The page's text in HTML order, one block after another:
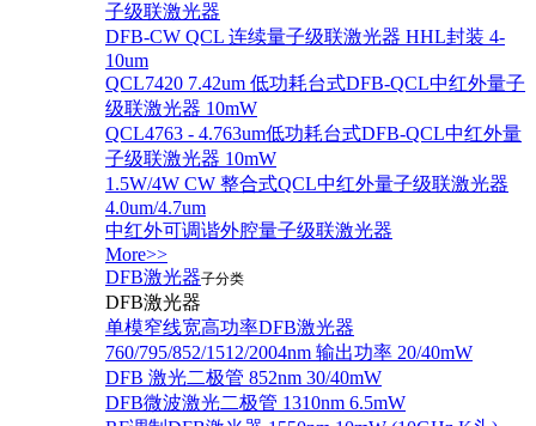
子级联激光器
DFB-CW QCL 连续量子级联激光器 HHL封装 4-
10um
QCL7420 7.42um 低功耗台式DFB-QCL中红外量子
级联激光器 10mW
QCL4763 - 4.763um低功耗台式DFB-QCL中红外量
子级联激光器 10mW
1.5W/4W CW 整合式QCL中红外量子级联激光器
4.0um/4.7um
中红外可调谐外腔量子级联激光器
More>>
DFB激光器子分类
DFB激光器
单模窄线宽高功率DFB激光器
760/795/852/1512/2004nm 输出功率 20/40mW
DFB 激光二极管 852nm 30/40mW
DFB微波激光二极管 1310nm 6.5mW